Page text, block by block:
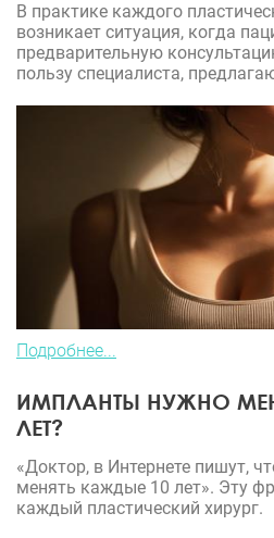
В практике каждого
возникает ситуация, когда
предварительную
пользу специалиста,
Подробнее...
ИМПЛАНТЫ НУЖНО
ЛЕТ?
«Доктор, в Интернете пишут,
менять каждые 10 лет». Эту
каждый пластический хирург.